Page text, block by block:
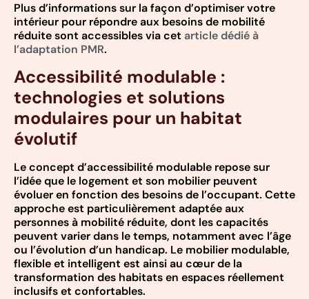
Plus d’informations sur la façon d’optimiser votre
intérieur pour répondre aux besoins de mobilité
réduite sont accessibles via cet article dédié à
l’adaptation PMR.
Accessibilité modulable :
technologies et solutions
modulaires pour un habitat
évolutif
Le concept d’accessibilité modulable repose sur
l’idée que le logement et son mobilier peuvent
évoluer en fonction des besoins de l’occupant. Cette
approche est particulièrement adaptée aux
personnes à mobilité réduite, dont les capacités
peuvent varier dans le temps, notamment avec l’âge
ou l’évolution d’un handicap. Le mobilier modulable,
flexible et intelligent est ainsi au cœur de la
transformation des habitats en espaces réellement
inclusifs et confortables.